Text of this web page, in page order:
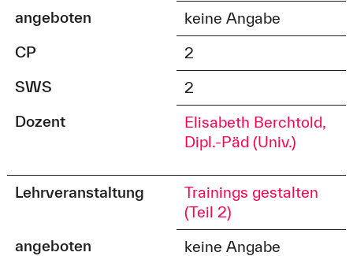
angeboten
keine Angabe
CP
2
SWS
2
Dozent
Elisabeth Berchtold,
Dipl.-Päd (Univ.)
Lehrveranstaltung
Trainings gestalten
(Teil 2)
angeboten
keine Angabe